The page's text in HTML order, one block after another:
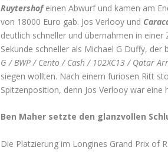
Ruytershof einen Abwurf und kamen am
von 18000 Euro gab. Jos Verlooy und
deutlich schneller und übernahmen in
Sekunde schneller als Michael G Duffy,
G / BWP / Cento / Cash / 102XC13 / Qatar
siegen wollten. Nach einem furiosen Ritt
Spitzenposition, denn Jos Verlooy war eine
Ben Maher setzte den glanzvollen
Die Platzierung im Longines Grand Prix of